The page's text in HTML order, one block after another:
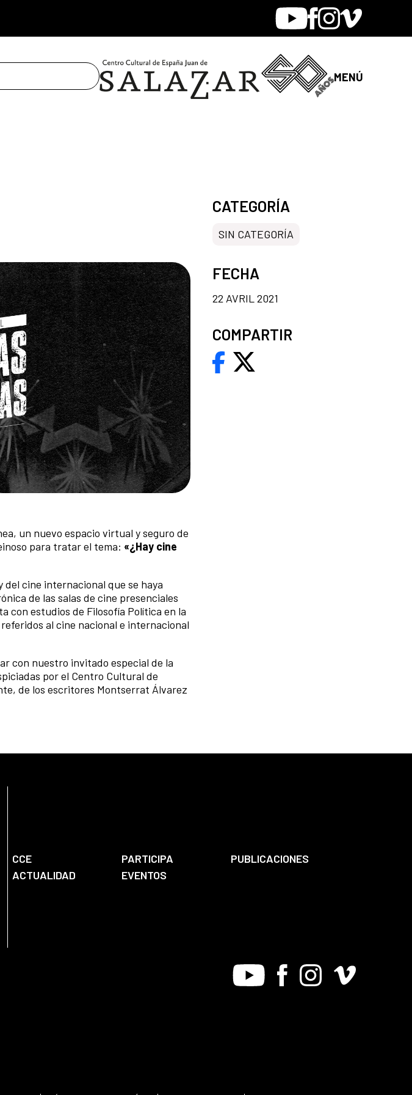
YoutubeFacebook
Instagram
Vimeo
MENÚ
un nuevo espacio virtual y seguro de
para tratar el tema: «¿Hay cine
cine internacional que se haya
de las salas de cine presenciales
con estudios de Filosofía Política en la
al cine nacional e internacional
con nuestro invitado especial de la
por el Centro Cultural de
de los escritores Montserrat Álvarez
CATEGORÍA
SIN CATEGORÍA
FECHA
22 AVRIL 2021
COMPARTIR
CCE PARTICIPA
PUBLICACIONES
ACTUALIDAD
EVENTOS
Youtube FacebookInstagram
Vimeo